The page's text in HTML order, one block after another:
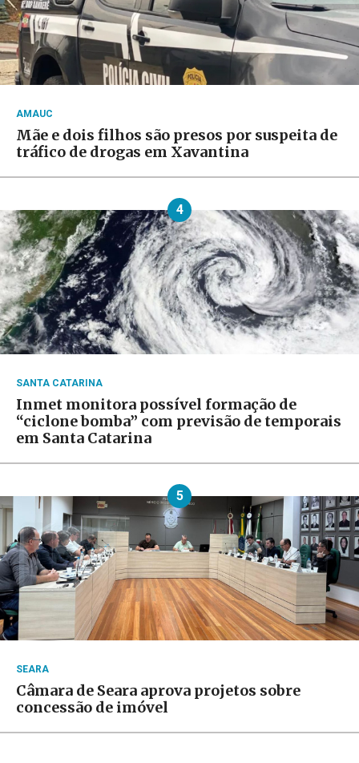
AMAUC
Mãe e dois filhos são presos por suspeita de
tráfico de drogas em Xavantina
4
SANTA CATARINA
Inmet monitora possível formação de
“ciclone bomba” com previsão de temporais
em Santa Catarina
5
SEARA
Câmara de Seara aprova projetos sobre
concessão de imóvel